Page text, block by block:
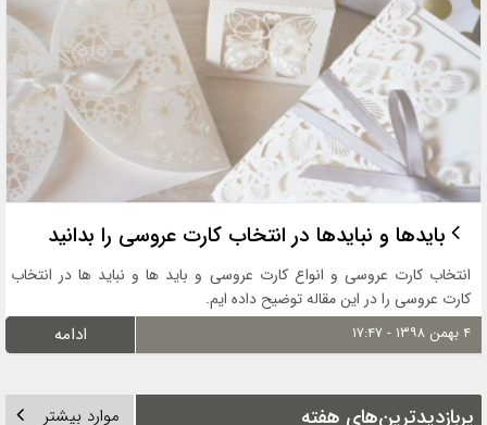
بایدها و نبایدها در انتخاب کارت عروسی را بدانید
انتخاب کارت عروسی و انواع کارت عروسی و باید ها و نباید ها در انتخاب
کارت عروسی را در این مقاله توضیح داده ایم.
۴ بهمن ۱۳۹۸ - ۱۷:۴۷ ادامه
پربازدیدترین‌های هفته موارد بیشتر